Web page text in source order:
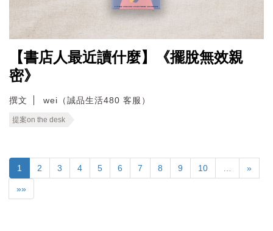
【書店人最近讀什麼】《擺脫無效親
密》
撰文 wei（誠品生活480 客服）
提案on the desk
1 2 3 4 5 6 7 8 9 10 »
»»